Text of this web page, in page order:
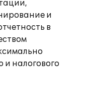
и
в
и налогового